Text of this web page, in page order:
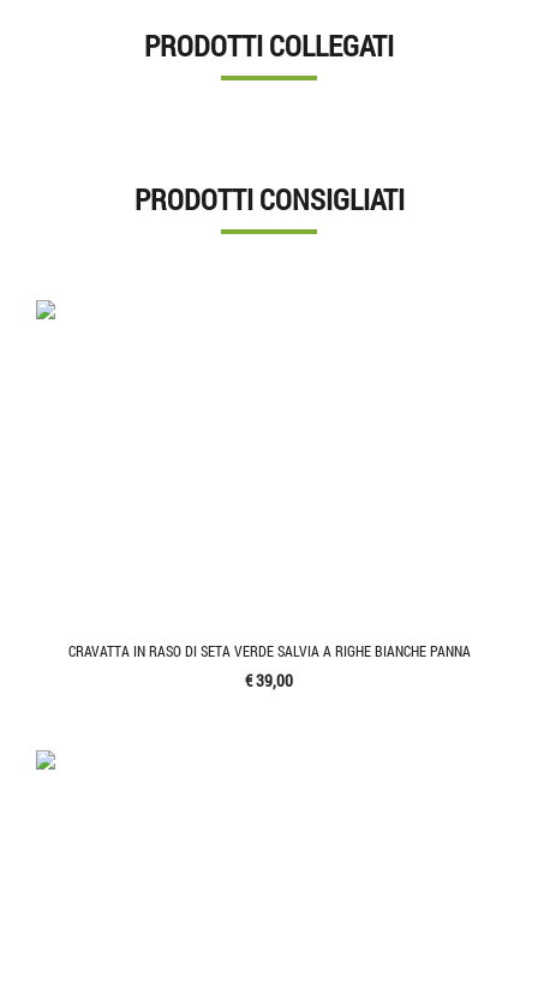
PRODOTTI COLLEGATI
PRODOTTI CONSIGLIATI
CRAVATTA IN RASO DI SETA VERDE SALVIA A RIGHE BIANCHE PANNA
€ 39,00